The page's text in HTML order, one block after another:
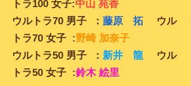
トラ100 女子:中山 苑香
ウルトラ70 男子 ： 藤原 拓 ウル
トラ70 女子 :野崎 加奈子
ウルトラ50 男子 ： 新井 龍ウル
トラ50 女子 :鈴木 絵里